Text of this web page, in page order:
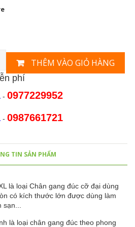
THÊM VÀO GIỎ HÀNG
phí
- 0977229952
- 0987661721
TIN SẢN PHẨM
là loại Chân gang đúc cỡ đại dùng
có kích thước lớn được dùng làm
sạn...
là loại chân gang đúc theo phong